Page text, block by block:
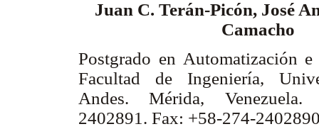
Juan C. Terán-Picón, José
Camacho
Postgrado en Automatización e
Facultad de Ingeniería,
Andes. Mérida,
2402891. Fax: +58-274-